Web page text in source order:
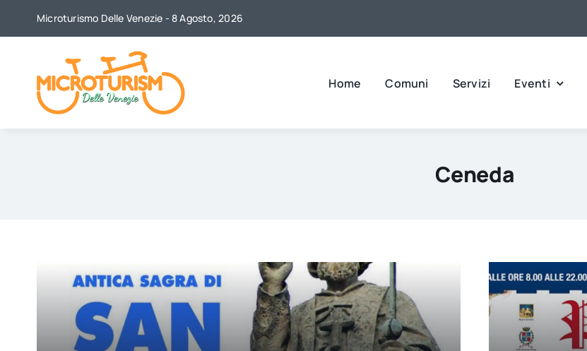
Microturismo Delle Venezie - 8 Agosto, 2026
Home Comuni Servizi Eventi
Ceneda